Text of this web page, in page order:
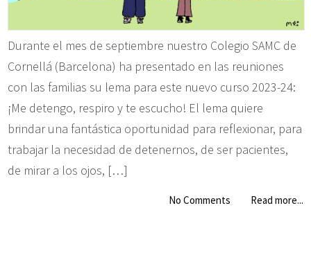
Durante el mes de septiembre nuestro Colegio SAMC de
Cornellá (Barcelona) ha presentado en las reuniones
con las familias su lema para este nuevo curso 2023-24:
¡Me detengo, respiro y te escucho! El lema quiere
brindar una fantástica oportunidad para reflexionar, para
trabajar la necesidad de detenernos, de ser pacientes,
de mirar a los ojos, […]
No Comments Read more...